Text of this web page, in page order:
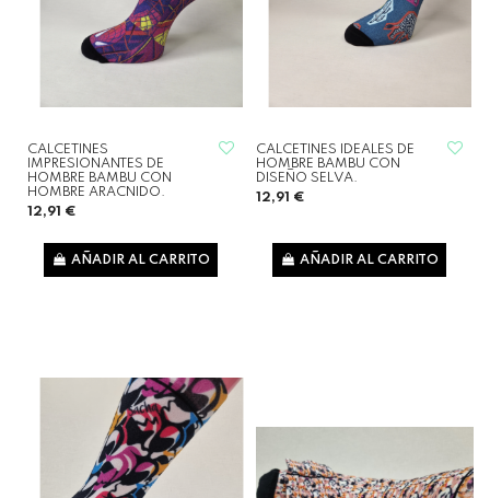
CALCETINES
IMPRESIONANTES DE
HOMBRE BAMBU CON
HOMBRE ARACNIDO.
12,91 €
AÑADIR AL CARRITO
CALCETINES IDEALES DE
HOMBRE BAMBU CON
DISEÑO SELVA.
12,91 €
AÑADIR AL CARRITO